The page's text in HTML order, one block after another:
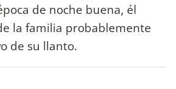
de noche buena, él
la familia probablemente
de su llanto.